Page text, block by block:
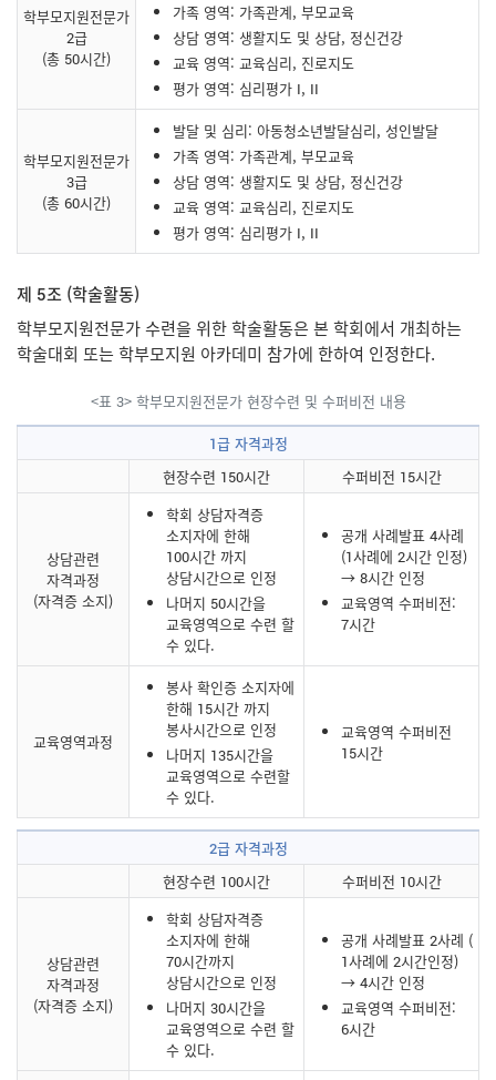
학부모지원전문가
2급
(총 50시간)
가족 영역: 가족관계, 부모교육
상담 영역: 생활지도 및 상담, 정신건강
교육 영역: 교육심리, 진로지도
평가 영역: 심리평가 I, II
학부모지원전문가
3급
(총 60시간)
발달 및 심리: 아동청소년발달심리, 성인발달
가족 영역: 가족관계, 부모교육
상담 영역: 생활지도 및 상담, 정신건강
교육 영역: 교육심리, 진로지도
평가 영역: 심리평가 I, II
제 5조 (학술활동)
학부모지원전문가 수련을 위한 학술활동은 본 학회에서 개최하는
학술대회 또는 학부모지원 아카데미 참가에 한하여 인정한다.
<표 3> 학부모지원전문가 현장수련 및 수퍼비전 내용
1급 자격과정
현장수련 150시간
수퍼비전 15시간
상담관련
자격과정
(자격증 소지)
학회 상담자격증
소지자에 한해
100시간 까지
상담시간으로 인정
나머지 50시간을
교육영역으로 수련 할
수 있다.
공개 사례발표 4사례
(1사례에 2시간 인정)
→ 8시간 인정
교육영역 수퍼비전:
7시간
교육영역과정
봉사 확인증 소지자에
한해 15시간 까지
봉사시간으로 인정
나머지 135시간을
교육영역으로 수련할
수 있다.
교육영역 수퍼비전
15시간
2급 자격과정
현장수련 100시간
수퍼비전 10시간
상담관련
자격과정
(자격증 소지)
학회 상담자격증
소지자에 한해
70시간까지
상담시간으로 인정
나머지 30시간을
교육영역으로 수련 할
수 있다.
공개 사례발표 2사례 (
1사례에 2시간인정)
→ 4시간 인정
교육영역 수퍼비전:
6시간